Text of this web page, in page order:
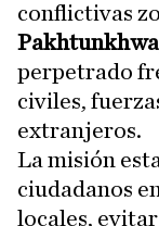
conflictivas
Pakhtunkhwa
perpetrado
civiles,
extranjeros.
La misión
ciudadanos
locales,